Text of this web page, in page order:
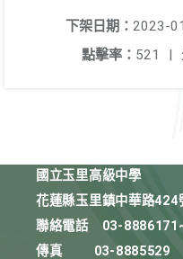
下架日期： 2023-
點擊率： 521 |
國立玉里高級中學
花蓮縣玉里鎮中華路424
聯絡電話
03-
傳真
03-8885529